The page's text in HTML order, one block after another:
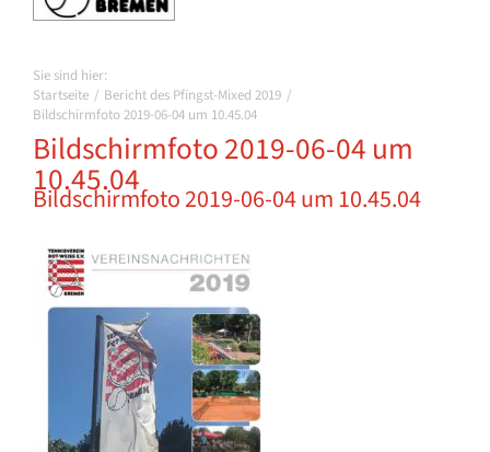
Startseite
Bericht des Pfingst-Mixed 2019
Bildschirmfoto 2019-06-04 um 10.45.04
Bildschirmfoto 2019-06-04 um
10.45.04
Bildschirmfoto 2019-06-04 um 10.45.04